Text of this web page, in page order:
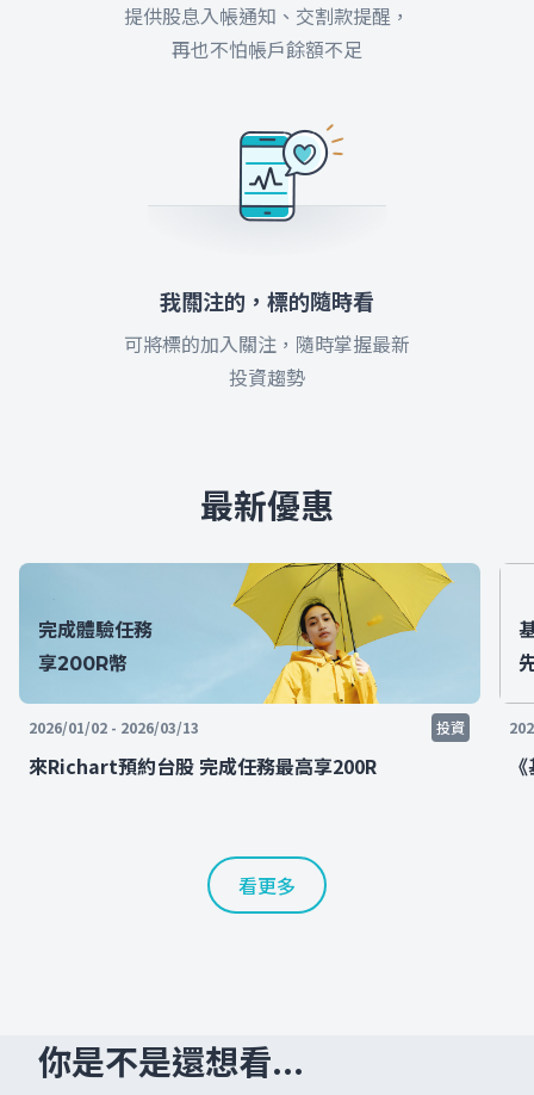
提供股息入帳通知、交割款提醒，
再也不怕帳戶餘額不足
我關注的，標的隨時看
可將標的加入關注，隨時掌握最新
投資趨勢
最新優惠
完成體驗任務
享200R幣
2026/01/02 - 2026/03/13 投資
來Richart預約台股 完成任務最高享200R
看更多
你是不是還想看...